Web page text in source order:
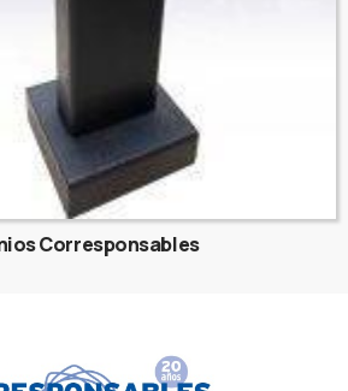
Corresponsables